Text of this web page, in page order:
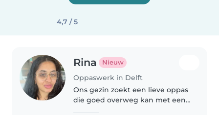
4,7 / 5
Rina Nieuw
Oppaswerk in Delft
Ons gezin zoekt een lieve oppas
die goed overweg kan met een